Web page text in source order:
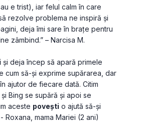
e trist), iar felul calm în care
rezolve problema ne inspiră și
deja îmi sare în brațe pentru
zâmbind.” – Narcisa M.
și deja încep să apară primele
cum să-și exprime supărarea, dar
ajutor de fiecare dată. Citim
Bing se supără și apoi se
aceste povești o ajută să-și
Roxana, mama Mariei (2 ani)